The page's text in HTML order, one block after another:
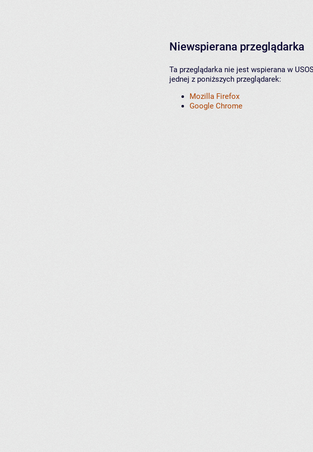
Niewspierana przeglądarka
Ta przeglądarka nie jest wspierana w
jednej z poniższych przeglądarek:
Mozilla Firefox
Google Chrome